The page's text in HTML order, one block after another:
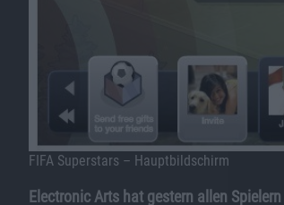
FIFA Superstars – Hauptbildschirm
Electronic Arts hat gestern allen